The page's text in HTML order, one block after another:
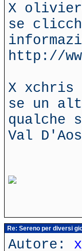
X
se
http://
X xchris
se un
qualche
Val
Re: Sereno per diversi
Autore: